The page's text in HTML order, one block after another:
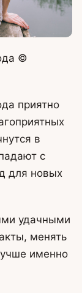
©
приятно
в
с
для новых
удачными
менять
именно